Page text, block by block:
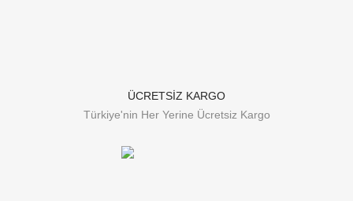
ÜCRETSİZ KARGO
Türkiye'nin Her Yerine Ücretsiz Kargo